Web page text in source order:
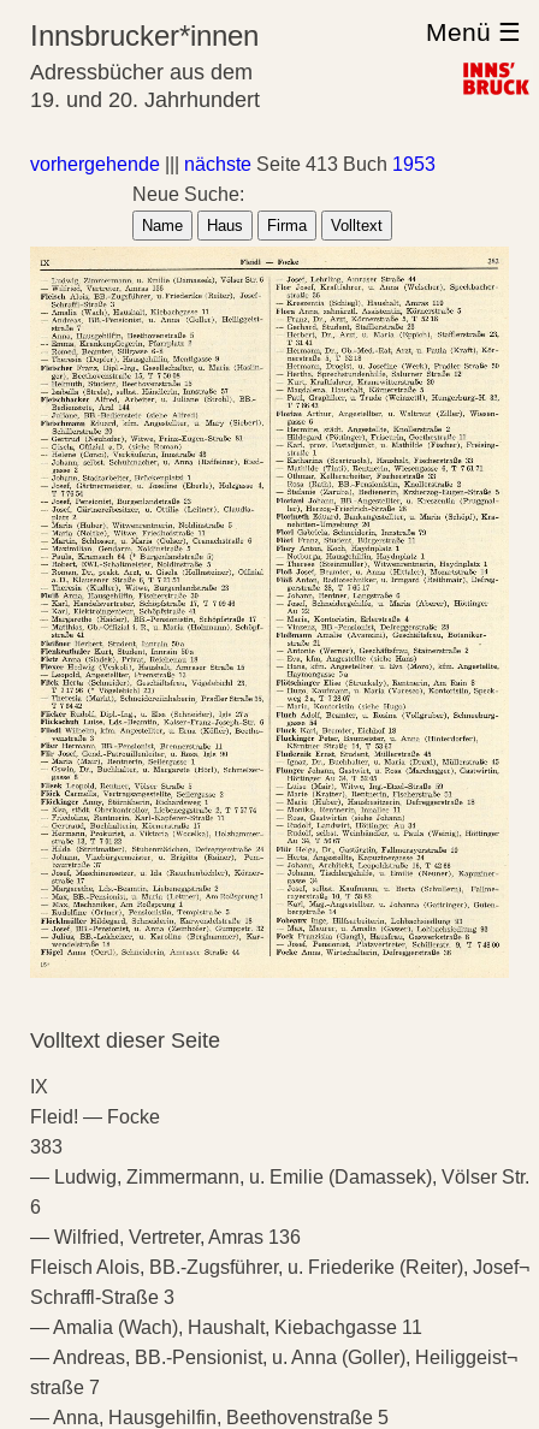
Innsbrucker*innen
Adressbücher aus dem
19. und 20. Jahrhundert
Menü ☰
vorhergehende nächste Seite 413 Buch 1953
Neue Suche:
Name Haus Firma Volltext
Volltext dieser Seite
IX
Fleid! — Focke
383
— Ludwig, Zimmermann, u. Emilie (Damassek), Völser Str.
6
— Wilfried, Vertreter, Amras 136
Fleisch Alois, BB.-Zugsführer, u. Friederike (Reiter), Josef¬
Schraffl-Straße 3
— Amalia (Wach), Haushalt, Kiebachgasse 11
— Andreas, BB.-Pensionist, u. Anna (Goller), Heiliggeist¬
straße 7
— Anna, Hausgehilfin, Beethovenstraße 5